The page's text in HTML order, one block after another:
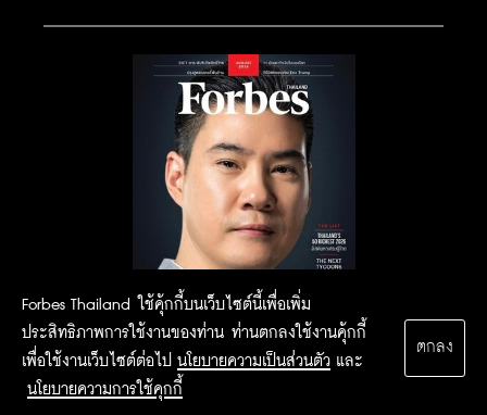
Forbes Thailand ใช้คุ้กกี้บนเว็บไซต์นี้เพื่อเพิ่ม
ประสิทธิภาพการใช้งานของท่าน ท่านตกลงใช้งานคุ้กกี้
เพื่อใช้งานเว็บไซต์ต่อไป นโยบายความเป็นส่วนตัว และ
นโยบายความการใช้คุกกี้
ตกลง
2015 Forbesthailand.com ALL RIGHTS RESERVED